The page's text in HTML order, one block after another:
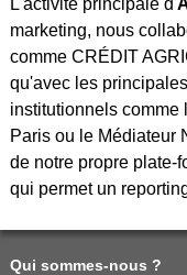
L'activité principale d'
marketing, nous
comme CRÉDIT
qu'avec les
institutionnels
Paris ou le Médiateur
de notre propre plate-
qui permet un
Qui sommes-nous ?